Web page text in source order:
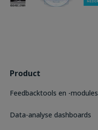
Product
Feedbacktools en -modules
Data-analyse dashboards